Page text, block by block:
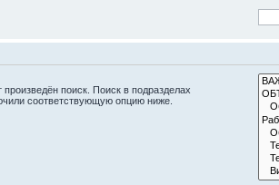
поиск. Поиск в подразделах
соответствующую опцию ниже.